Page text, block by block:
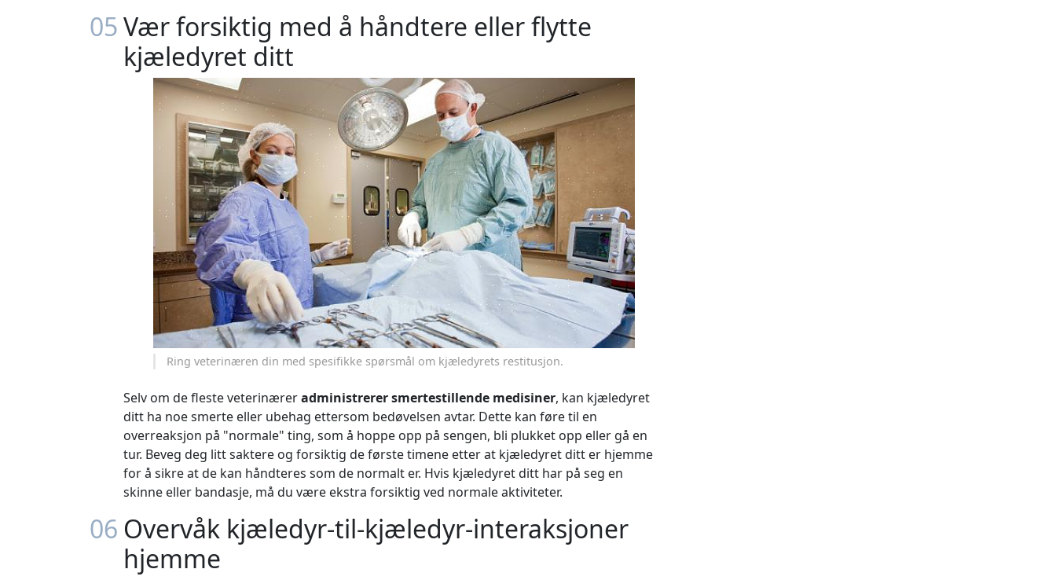
05Vær forsiktig med å håndtere eller flytte
kjæledyret ditt
Ring veterinæren din med spesifikke spørsmål om kjæledyrets restitusjon.
Selv om de fleste veterinæreradministrerer smertestillende medisiner, kan kjæledyret
ditt ha noe smerte eller ubehag ettersom bedøvelsen avtar. Dette kan føre til en
overreaksjon på "normale" ting, som å hoppe opp på sengen, bli plukket opp eller gå en
tur. Beveg deg litt saktere og forsiktig de første timene etter at kjæledyret ditt er hjemme
for å sikre at de kan håndteres som de normalt er. Hvis kjæledyret ditt har på seg en
skinne eller bandasje, må du være ekstra forsiktig ved normale aktiviteter.
06 Overvåk kjæledyr-til-kjæledyr-interaksjoner
hjemme